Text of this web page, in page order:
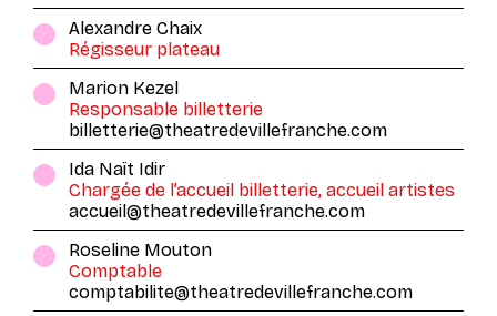
Alexandre Chaix
Régisseur plateau
Marion Kezel
Responsable billetterie
billetterie@theatredevillefranche.com
Ida Naït Idir
Chargée de l’accueil billetterie, accueil artistes
accueil@theatredevillefranche.com
Roseline Mouton
Comptable
comptabilite@theatredevillefranche.com